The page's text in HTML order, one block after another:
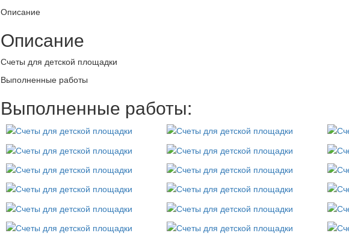
Описание
Описание
Счеты для детской площадки
Выполненные работы
Выполненные работы: